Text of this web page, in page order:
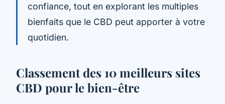
confiance, tout en explorant les multiples
bienfaits que le CBD peut apporter à votre
quotidien.
Classement des 10 meilleurs sites
CBD pour le bien-être